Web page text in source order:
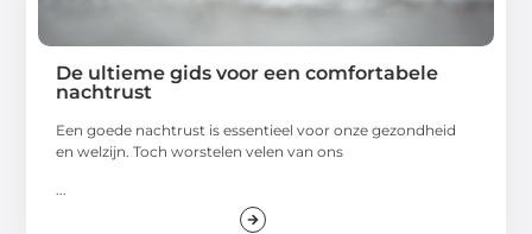
De ultieme gids voor een comfortabele
nachtrust
Een goede nachtrust is essentieel voor onze gezondheid
en welzijn. Toch worstelen velen van ons
...